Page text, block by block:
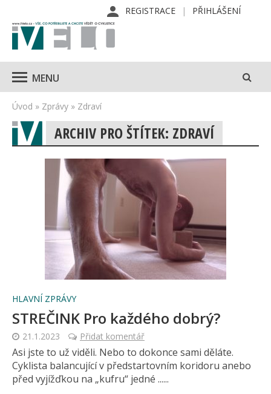
REGISTRACE PŘIHLÁŠENÍ
MENU
Úvod » Zprávy » Zdraví
ARCHIV PRO ŠTÍTEK: ZDRAVÍ
HLAVNÍ ZPRÁVY
STREČINK Pro každého dobrý?
21.1.2023 Přidat komentář
Asi jste to už viděli. Nebo to dokonce sami děláte.
Cyklista balancující v předstartovním koridoru anebo
před vyjížďkou na „kufru“ jedné ......